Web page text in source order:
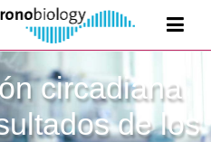
circadiana
de los